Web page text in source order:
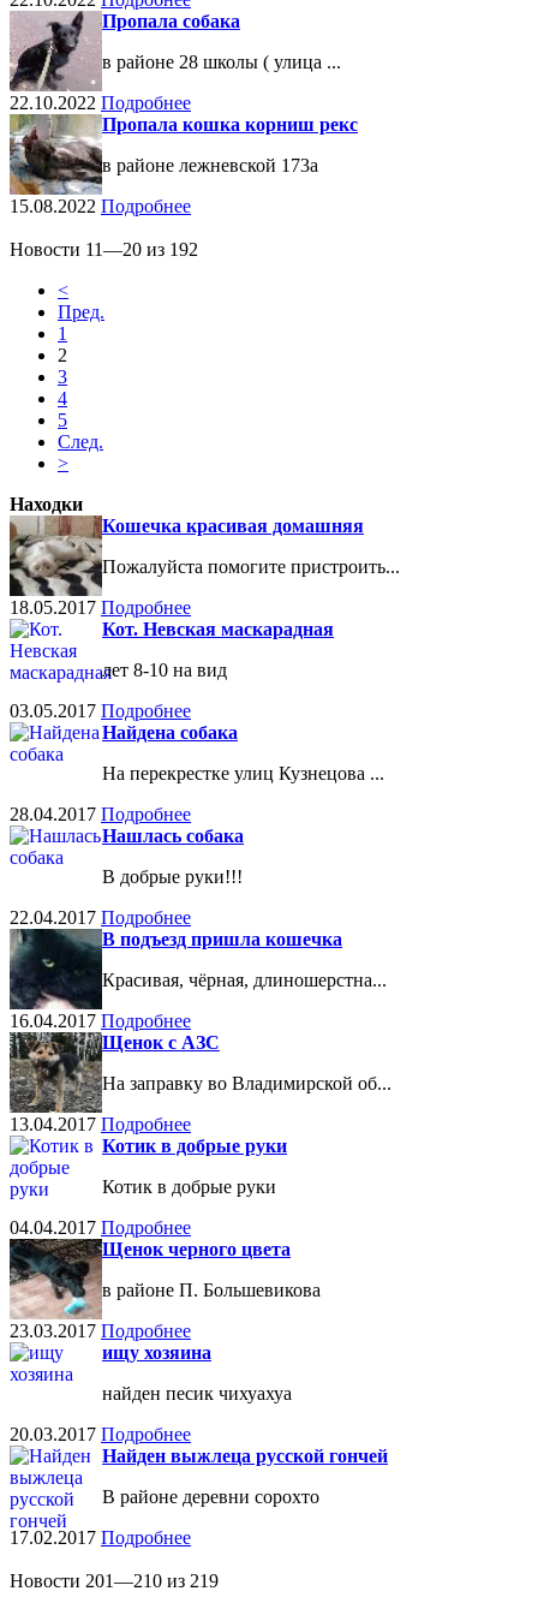
Пропала собака
в районе 28 школы ( улица ...
22.10.2022 Подробнее
Пропала кошка корниш рекс
в районе лежневской 173а
15.08.2022 Подробнее
Новости 11—20 из 192
<
Пред.
1
2
3
4
5
След.
>
Находки
Кошечка красивая домашняя
Пожалуйста помогите пристроить...
18.05.2017 Подробнее
Кот. Невская маскарадная
лет 8-10 на вид
03.05.2017 Подробнее
Найдена собака
На перекрестке улиц Кузнецова ...
28.04.2017 Подробнее
Нашлась собака
В добрые руки!!!
22.04.2017 Подробнее
В подъезд пришла кошечка
Красивая, чёрная, длиношерстна...
16.04.2017 Подробнее
Щенок с АЗС
На заправку во Владимирской об...
13.04.2017 Подробнее
Котик в добрые руки
Котик в добрые руки
04.04.2017 Подробнее
Щенок черного цвета
в районе П. Большевикова
23.03.2017 Подробнее
ищу хозяина
найден песик чихуахуа
20.03.2017 Подробнее
Найден выжлеца русской гончей
В районе деревни сорохто
17.02.2017 Подробнее
Новости 201—210 из 219